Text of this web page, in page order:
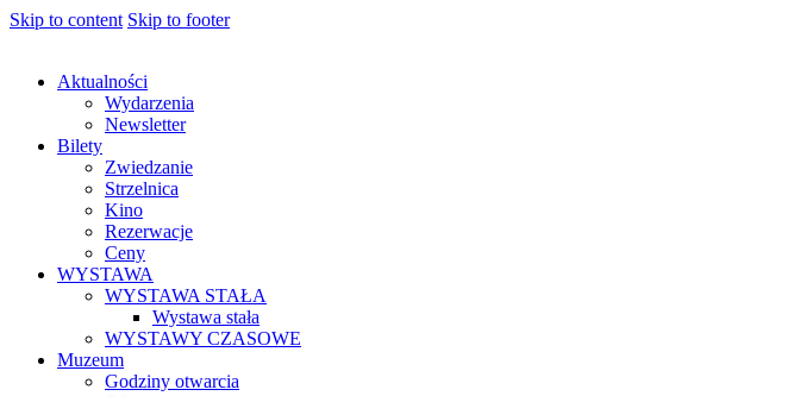
Skip to content Skip to footer
Aktualności
Wydarzenia
Newsletter
Bilety
Zwiedzanie
Strzelnica
Kino
Rezerwacje
Ceny
WYSTAWA
WYSTAWA STAŁA
Wystawa stała
WYSTAWY CZASOWE
Muzeum
Godziny otwarcia